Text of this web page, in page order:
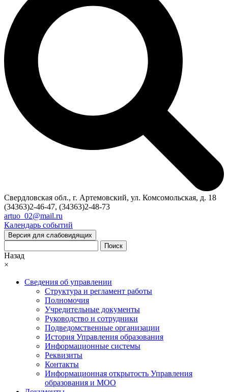
Свердловская обл., г. Артемовский, ул. Комсомольская, д. 18
(34363)2-46-47, (34363)2-48-73
artuo_02@mail.ru
Календарь событий
Версия для слабовидящих
Поиск
Назад
×
Сведения об управлении
Структура и регламент работы
Полномочия
Учредительные документы
Руководство и сотрудники
Подведомственные организации
История Управления образования
Информационные системы
Реквизиты
Контакты
Информационная открытость Управления
образования и МОО